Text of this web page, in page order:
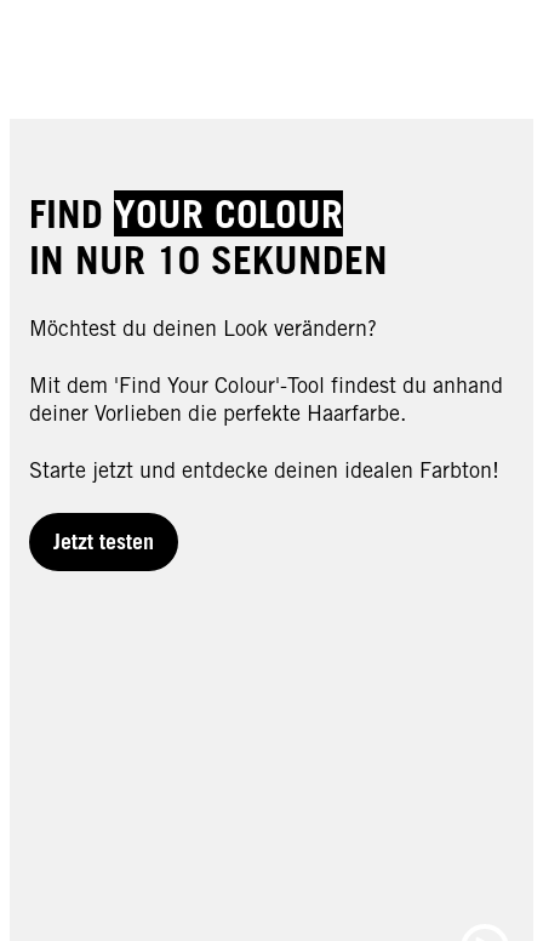
FIND YOUR COLOUR
IN NUR 10 SEKUNDEN
Möchtest du deinen Look verändern?
Mit dem 'Find Your Colour'-Tool findest du anhand
deiner Vorlieben die perfekte Haarfarbe.
Starte jetzt und entdecke deinen idealen Farbton!
Jetzt testen